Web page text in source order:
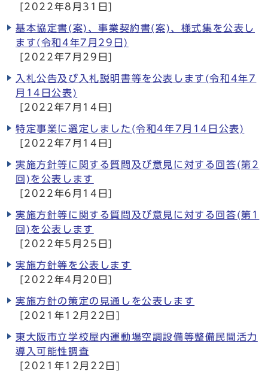
[2022年8月31日]
基本協定書(案)、事業契約書(案)、様式集を公表し
ます(令和4年7月29日)
[2022年7月29日]
入札公告及び入札説明書等を公表します(令和4年7
月14日公表)
[2022年7月14日]
特定事業に選定しました(令和4年7月14日公表)
[2022年7月14日]
実施方針等に関する質問及び意見に対する回答(第2
回)を公表します
[2022年6月14日]
実施方針等に関する質問及び意見に対する回答(第1
回)を公表します
[2022年5月25日]
実施方針等を公表します
[2022年4月20日]
実施方針の策定の見通しを公表します
[2021年12月22日]
東大阪市立学校屋内運動場空調設備等整備民間活力
導入可能性調査
[2021年12月22日]